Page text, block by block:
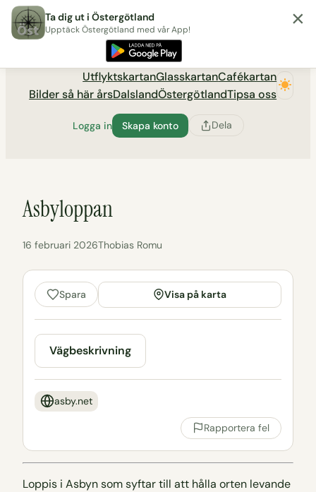
Hoppa
till
Utflyktsportalen tadigut.nu
UtflyktskartanGlasskartanCafékartan
Bilder så här årsDalslandÖstergötlandTipsa oss
Logga in Skapa konto Dela
Asbyloppan
16 februari 2026Thobias Romu
Spara Visa på karta
Vägbeskrivning
asby.net
Rapportera fel
Loppis i Asbyn som syftar till att hålla orten levande
Ta dig ut i Östergötland
Upptäck Östergötland med vår App! ×